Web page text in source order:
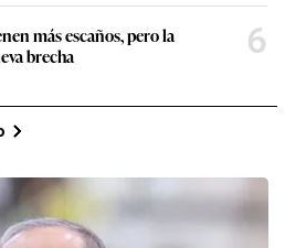
más escaños, pero la
brecha
6